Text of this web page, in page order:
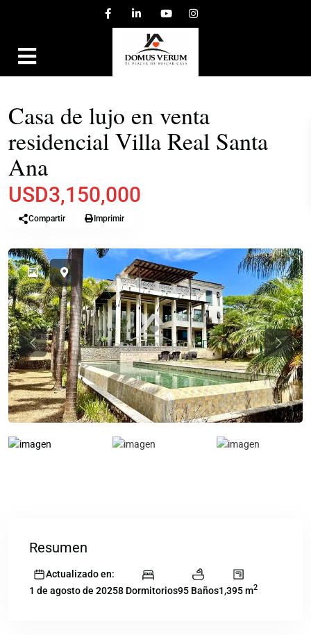
Casa de lujo en venta
residencial Villa Real Santa
Ana
USD3,150,000
Compartir Imprimir
Previous
Resumen
Actualizado en:
1 de agosto de 20258 Dormitorios95 Baños1,395 m2